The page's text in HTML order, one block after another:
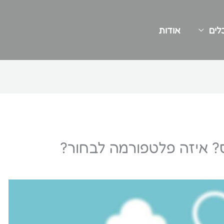
אודות
איזה פלטפורמה לבחור?